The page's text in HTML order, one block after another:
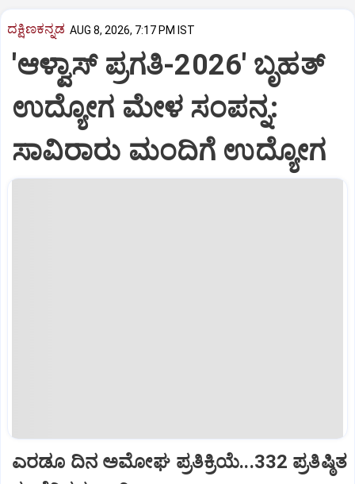
ದಕ್ಷಿಣಕನ್ನಡ AUG 8, 2026, 7:17 PM IST
'ಆಳ್ವಾಸ್‌ ಪ್ರಗತಿ-2026' ಬೃಹತ್
ಉದ್ಯೋಗ ಮೇಳ ಸಂಪನ್ನ:
ಸಾವಿರಾರು ಮಂದಿಗೆ ಉದ್ಯೋಗ
ಎರಡೂ ದಿನ ಅಮೋಘ ಪ್ರತಿಕ್ರಿಯೆ...332 ಪ್ರತಿಷ್ಠಿತ